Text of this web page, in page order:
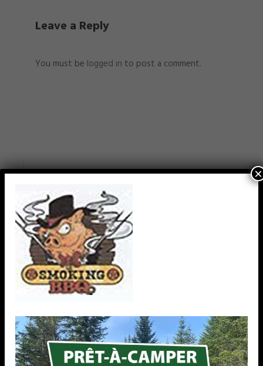
Leave a Reply
You must be logged in to post a comment.
TEXT WIDGET
Nulla vitae elit libero, a pharetra augue. Nulla
vitae elit libero, a pharetra augue. Nulla vitae elit
libero, a pharetra augue. Donec sed odio dui.
Etiam porta sem malesuada.
RECENT WORKS
×